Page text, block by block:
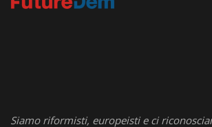
Siamo riformisti, europeisti e ci